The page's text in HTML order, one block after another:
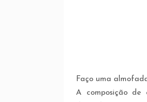
Faço uma
A composição de